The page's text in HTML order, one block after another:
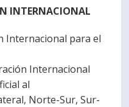
INTERNACIONAL
Internacional para el
Internacional
al
Norte-Sur, Sur-